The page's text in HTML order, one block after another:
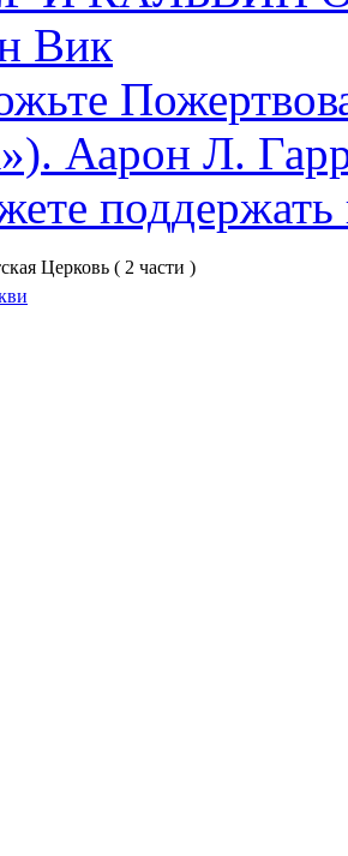
Вик
Аарон Л.
Церковь ( 2 части )